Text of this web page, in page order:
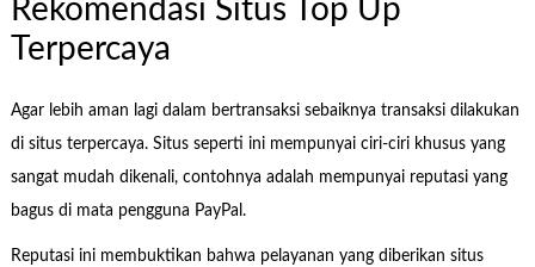
Rekomendasi Situs Top Up
Terpercaya
Agar lebih aman lagi dalam bertransaksi sebaiknya transaksi dilakukan
di situs terpercaya. Situs seperti ini mempunyai ciri-ciri khusus yang
sangat mudah dikenali, contohnya adalah mempunyai reputasi yang
bagus di mata pengguna PayPal.
Reputasi ini membuktikan bahwa pelayanan yang diberikan situs